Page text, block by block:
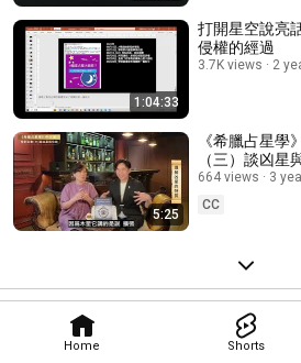
Home Shorts
1:04:33
打開星空說亮
侵權的經過
3.7K views 2
5:25
《希臘占星學
（三）談凶星
664 views
3
CC